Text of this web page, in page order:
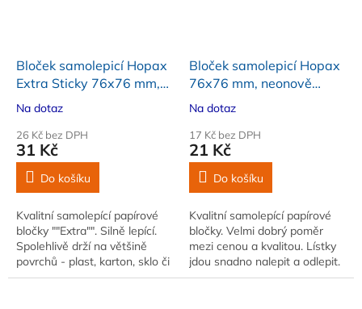
Bloček samolepicí Hopax
Extra Sticky 76x76 mm,
neonově žlutý, 90 lístků
Na dotaz
26 Kč bez DPH
31 Kč
Do košíku
Kvalitní samolepící papírové
bločky ""Extra"". Silně lepící.
Spolehlivě drží na většině
povrchů - plast, karton, sklo či
papír
Bloček samolepicí Hopax
76x76 mm, neonově
žlutý, 100 lístků
Na dotaz
17 Kč bez DPH
21 Kč
Do košíku
Kvalitní samolepící papírové
bločky. Velmi dobrý poměr
mezi cenou a kvalitou. Lístky
jdou snadno nalepit a odlepit.
Po odlepení nezanechávají